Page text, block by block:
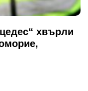
хвърли